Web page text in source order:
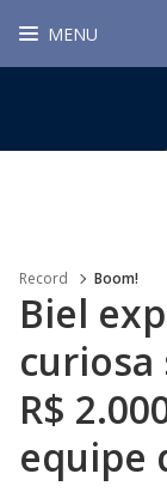
MENU
Record Boom!
Biel
curiosa
R$
equipe